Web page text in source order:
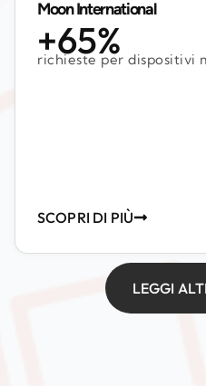
Moon International
+65%
richieste per dispositivi
SCOPRI DI PIÙ
LEGGI